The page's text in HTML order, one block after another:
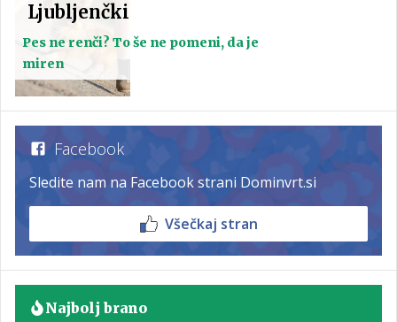
Ljubljenčki
Pes ne renči? To še ne pomeni, da je
miren
Facebook
Sledite nam na Facebook strani Dominvrt.si
Všečkaj stran
Najbolj brano